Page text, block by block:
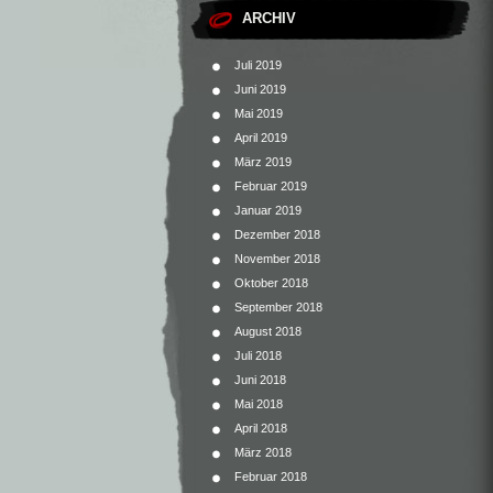
ARCHIV
Juli 2019
Juni 2019
Mai 2019
April 2019
März 2019
Februar 2019
Januar 2019
Dezember 2018
November 2018
Oktober 2018
September 2018
August 2018
Juli 2018
Juni 2018
Mai 2018
April 2018
März 2018
Februar 2018